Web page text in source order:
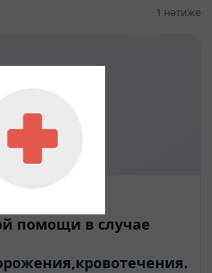
1 нәтиже
помощи в случае